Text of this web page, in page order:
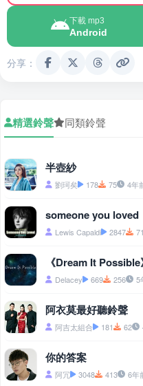
下載 mp3
Android
分享：
精選鈴聲 同類鈴聲
半壺紗
劉珂矣 178 75 4年
someone you loved
Lewis Capaldi 2847
《Dream It
Delacey 669 256 5
阿衣莫最好聽鈴聲
阿吉太組合 181 62
你的答案
阿冗 3048 413 6年